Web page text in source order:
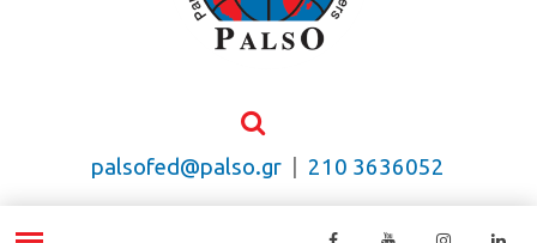
palsofed@palso.gr 210 3636052